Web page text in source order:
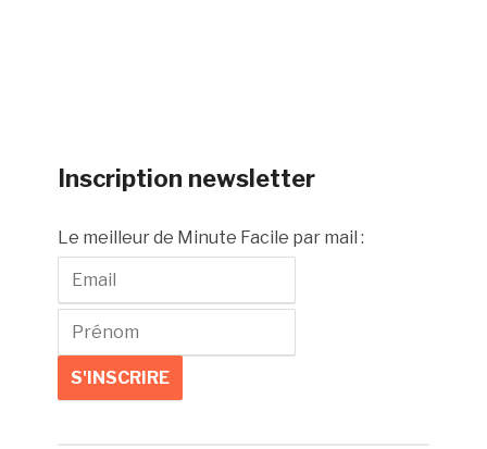
Inscription newsletter
Le meilleur de Minute Facile par mail :